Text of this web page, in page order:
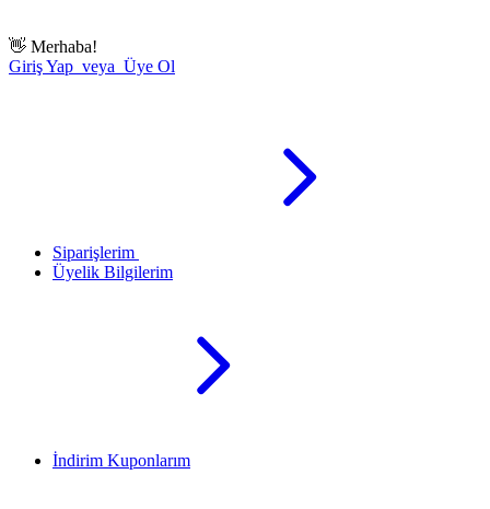
👋 Merhaba!
Giriş Yap veya Üye Ol
Siparişlerim
Üyelik Bilgilerim
İndirim Kuponlarım